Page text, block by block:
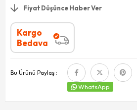
Fiyat Düşünce Haber Ver
Kargo
Bedava
Bu Ürünü Paylaş :
WhatsApp